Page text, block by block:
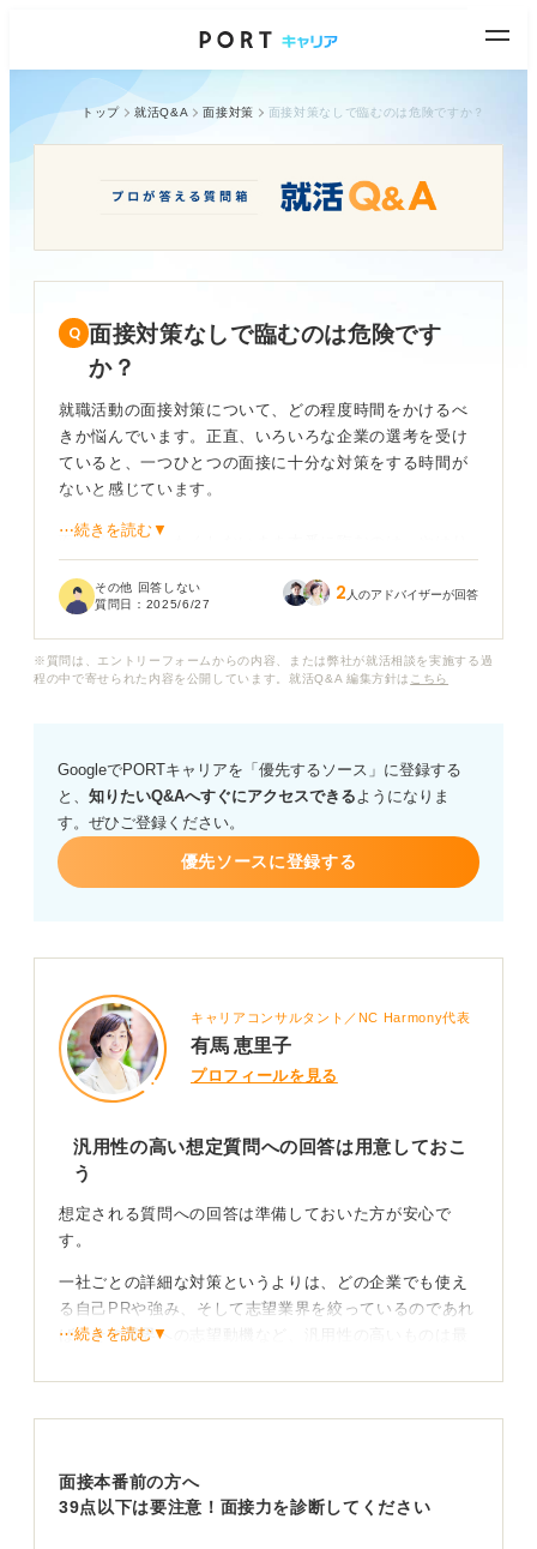
トップ 就活Q&A 面接対策 面接対策なしで臨むのは危険ですか？
面接対策なしで臨むのは危険です
か？
就職活動の面接対策について、どの程度時間をかけるべ
きか悩んでいます。正直、いろいろな企業の選考を受け
ていると、一つひとつの面接に十分な対策をする時間が
ないと感じています。
面接対策をまったくしないまま本番に臨むのは、やはり
たり、想定される質問への回答を事前に準備したりする
⋯続きを読む▼
その他 回答しない
質問日： 2025/6/27 2 人のアドバイザーが回答
※質問は、エントリーフォームからの内容、または弊社が就活相談を実施する過
程の中で寄せられた内容を公開しています。就活Q&A 編集方針は こちら
GoogleでPORTキャリアを「優先するソース」に登録する
と、 知りたいQ&Aへすぐにアクセスできるようになりま
す。ぜひご登録ください。
優先ソースに登録する
キャリアコンサルタント／NC Harmony代表
有馬 恵里子
プロフィールを見る
汎用性の高い想定質問への回答は用意しておこ
う
想定される質問への回答は準備しておいた方が安心で
す。
一社ごとの詳細な対策というよりは、どの企業でも使え
る自己PRや強み、そして志望業界を絞っているのであれ
ば、その業界への志望動機など、汎用性の高いものは最
30分～1時間の準備＋1時間の模擬面接をおこなうの
面接を何回か経験するうちに、想定質問への回答も自然
⋯続きを読む▼
面接本番前の方へ
39点以下は要注意！面接力を診断してください